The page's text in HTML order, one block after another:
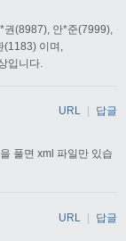
권(8987), 안*준(7999),
(1183) 이며,
입니다.
풀면 xml 파일만 있습
URL 답글
URL | 답글